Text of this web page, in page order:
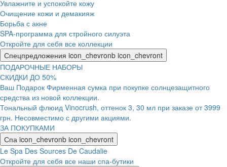
Увлажните и успокойте кожу
Очищение кожи и демакияж
Борьба с акне
SPA-программа для стройного силуэта
Откройте для себя все коллекции
Спецпредложения icon_chevronb icon_chevront
ПОДАРОЧНЫЕ НАБОРЫ
СКИДКИ ДО 50%
Ваш Подарок Фирменная сумка при покупке солнцезащитного
средства из новой коллекции.
Тональный флюид Vinocrush, оттенок 3, 30 мл при заказе от 3999
грн. Несовместимо с другими акциями.
ЗА ПОКУПКАМИ
Спа icon_chevronb icon_chevront
Le Spa Des Sources De Caudalie
Откройте для себя все наши спа-бутики